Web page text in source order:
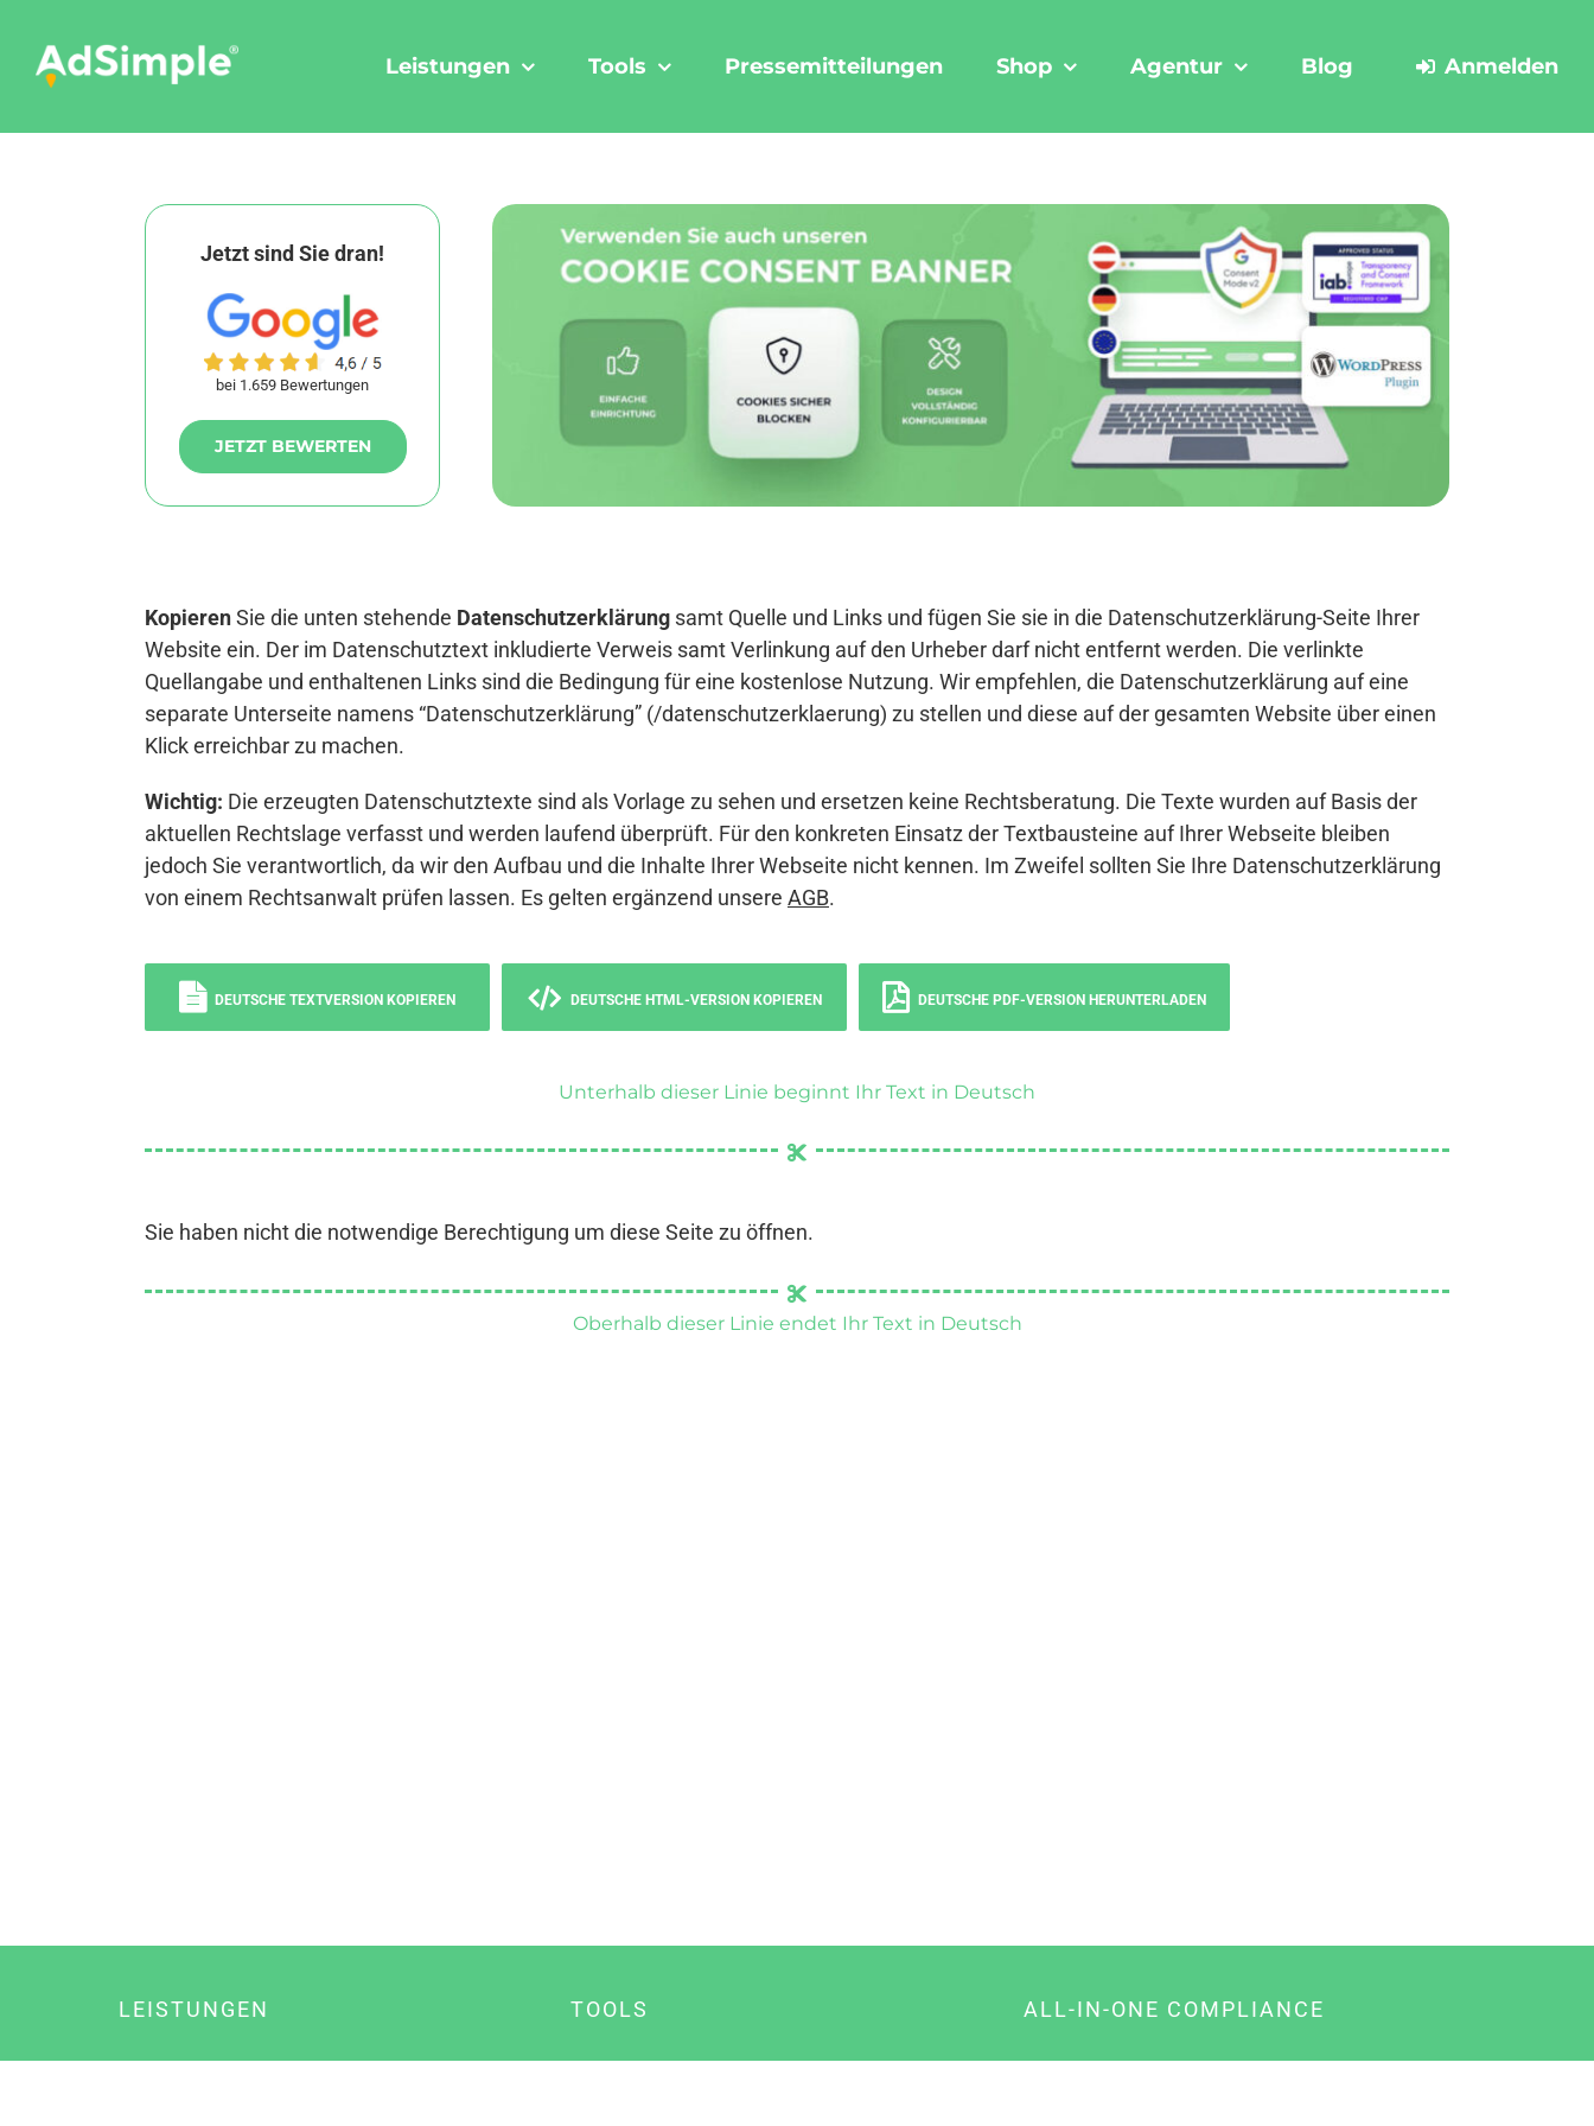
content
Leistungen Tools Pressemitteilungen Shop Agentur Blog Anmelden
Jetzt sind Sie dran!
bei 1.659 Bewertungen
JETZT BEWERTEN
KopierenSie die unten stehende Datenschutzerklärung samt Quelle und Links und fügen Sie sie in die Datenschutzerklärung-Seite Ihrer
Website ein. Der im Datenschutztext inkludierte Verweis samt Verlinkung auf den Urheber darf nicht entfernt werden. Die verlinkte
Quellangabe und enthaltenen Links sind die Bedingung für eine kostenlose Nutzung. Wir empfehlen, die Datenschutzerklärung auf eine
separate Unterseite namens “Datenschutzerklärung” (/datenschutzerklaerung) zu stellen und diese auf der gesamten Website über einen
Klick erreichbar zu machen.
Wichtig: Die erzeugten Datenschutztexte sind als Vorlage zu sehen und ersetzen keine Rechtsberatung. Die Texte wurden auf Basis der
aktuellen Rechtslage verfasst und werden laufend überprüft. Für den konkreten Einsatz der Textbausteine auf Ihrer Webseite bleiben
jedoch Sie verantwortlich, da wir den Aufbau und die Inhalte Ihrer Webseite nicht kennen. Im Zweifel sollten Sie Ihre Datenschutzerklärung
von einem Rechtsanwalt prüfen lassen. Es gelten ergänzend unsere AGB.
DEUTSCHE TEXTVERSION KOPIEREN DEUTSCHE HTML-VERSION KOPIEREN DEUTSCHE PDF-VERSION HERUNTERLADEN
Unterhalb dieser Linie beginnt Ihr Text in Deutsch
Sie haben nicht die notwendige Berechtigung um diese Seite zu öffnen.
Oberhalb dieser Linie endet Ihr Text in Deutsch
LEISTUNGEN TOOLS ALL-IN-ONE COMPLIANCE